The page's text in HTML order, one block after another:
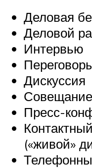
Деловая
Деловой
Интервью
Дискуссия
Совещание
Пресс-
(«живой»